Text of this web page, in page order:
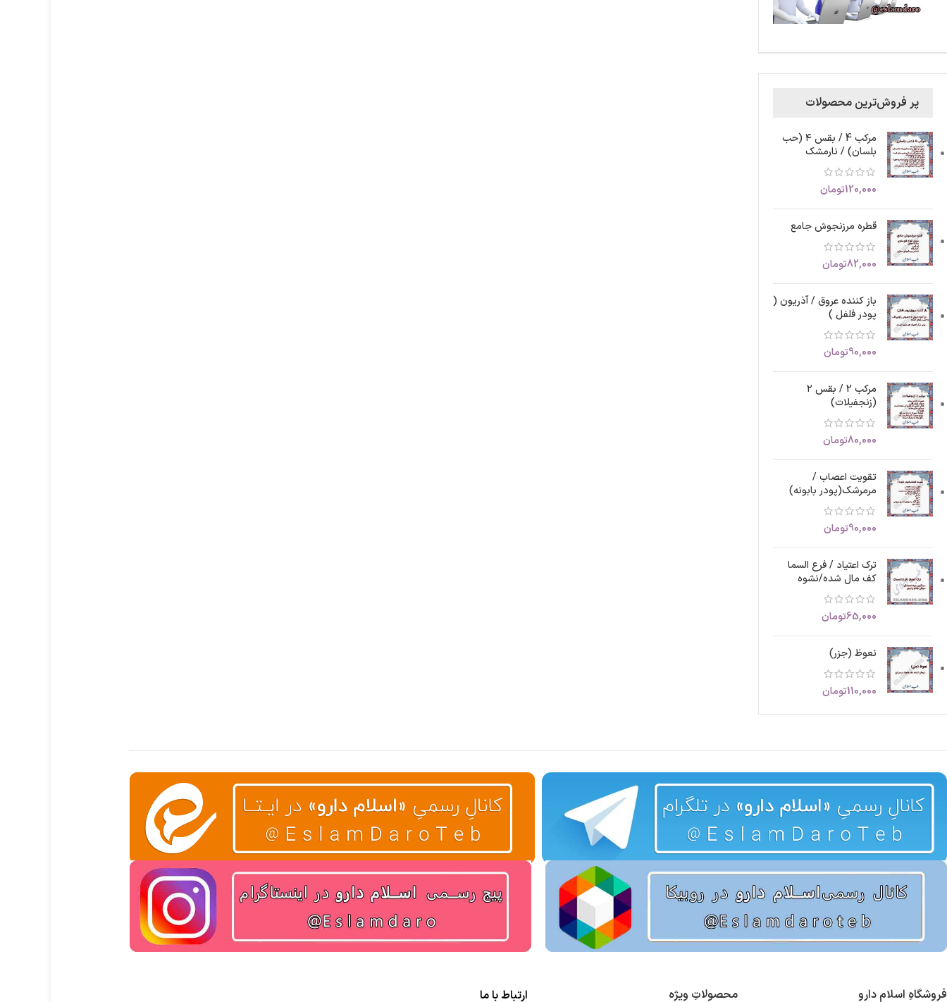
پر فروش‌ترین محصولات
مرکب 4 / بقس ۴ (حب
بلسان) / نارمشک
120,000تومان
قطره مرزنجوش جامع
82,000تومان
باز کننده عروق / آذریون (
پودر فلفل )
90,000تومان
مرکب 2 / بقس ۲
(زنجفیلات)
80,000تومان
تقویت اعصاب /
مرمرشک(پودر بابونه)
90,000تومان
ترک اعتیاد / فرع السما
کف مال شده/نشوه
65,000تومان
نعوظ (جزر)
110,000تومان
فروشگاهِ اسلام دارو محصولاتِ ویژه ارتباط با ما